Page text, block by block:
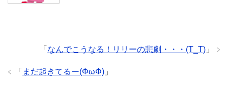
「 なんでこうなる！リリーの悲劇・・・(T_T) 」
「 まだ起きてるー(ΦωΦ) 」